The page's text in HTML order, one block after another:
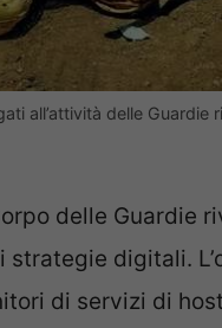
all’attività delle Guardie
delle Guardie
digitali.
di servizi di